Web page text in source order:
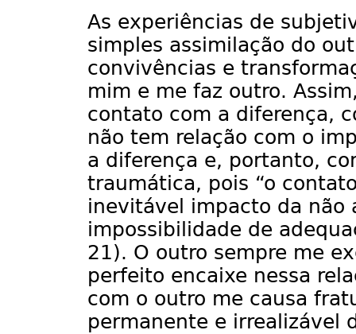
As experiências de
simples assimilação do
convivências e
mim e me faz outro.
contato com a diferença,
não tem relação com o
a diferença e, portanto,
traumática, pois “o
inevitável impacto da não
impossibilidade de
21). O outro sempre me
perfeito encaixe nessa
com o outro me causa
permanente e irrealizável